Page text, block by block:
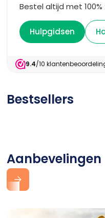
Bestel altijd met 100%
Hulpgidsen
9.4/10
Bestsellers
Aanbevelingen